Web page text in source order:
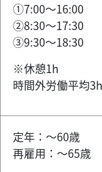
①7:00～16:00
②8:30～17:30
③9:30～18:30
※休憩1h
時間外労働平均
定年：～60歳
再雇用：～65歳